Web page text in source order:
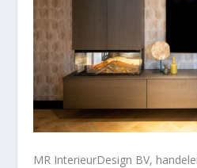
MR InterieurDesign BV,